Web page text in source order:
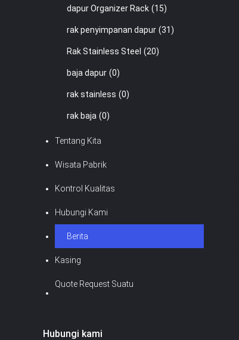
dapur Organizer Rack (15)
rak penyimpanan dapur (31)
Rak Stainless Steel (20)
baja dapur (0)
rak stainless (0)
rak baja (0)
Tentang Kita
Wisata Pabrik
Kontrol Kualitas
Hubungi Kami
Berita
Kasing
Quote Request Suatu
Hubungi kami